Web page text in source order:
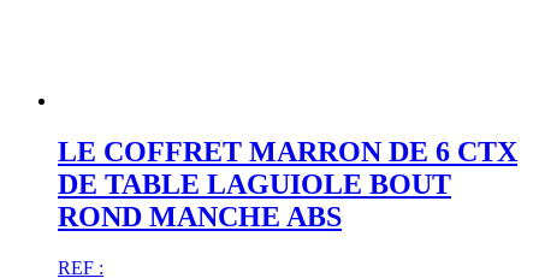
LE COFFRET MARRON DE 6 CTX
DE TABLE LAGUIOLE BOUT
ROND MANCHE ABS
REF :